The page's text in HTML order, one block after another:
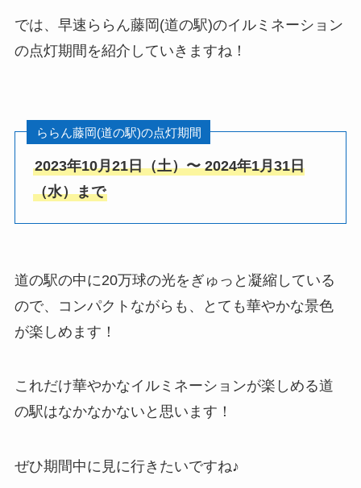
では、早速ららん藤岡(道の駅)のイルミネーション
の点灯期間を紹介していきますね！
ららん藤岡(道の駅)の点灯期間
2023年10月21日（土）〜 2024年1月31日
（水）まで
道の駅の中に20万球の光をぎゅっと凝縮している
ので、コンパクトながらも、とても華やかな景色
が楽しめます！
これだけ華やかなイルミネーションが楽しめる道
の駅はなかなかないと思います！
ぜひ期間中に見に行きたいですね♪